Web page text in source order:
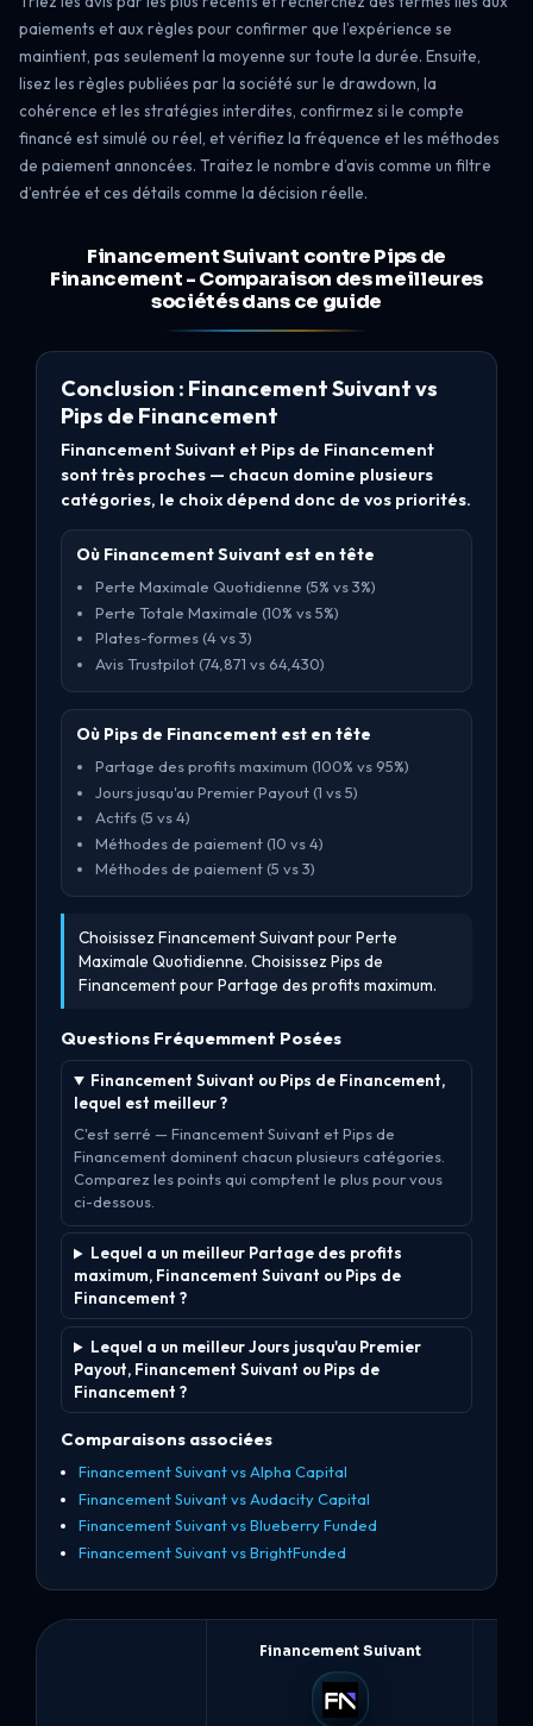
paiements et aux règles pour confirmer que l’expérience se
maintient, pas seulement la moyenne sur toute la durée. Ensuite,
lisez les règles publiées par la société sur le drawdown, la
cohérence et les stratégies interdites, confirmez si le compte
financé est simulé ou réel, et vérifiez la fréquence et les méthodes
de paiement annoncées. Traitez le nombre d’avis comme un filtre
d’entrée et ces détails comme la décision réelle.
Financement Suivant contre Pips de
Financement - Comparaison des meilleures
sociétés dans ce guide
Conclusion : Financement Suivant vs
Pips de Financement
Financement Suivant et Pips de Financement
sont très proches — chacun domine plusieurs
catégories, le choix dépend donc de vos priorités.
Où Financement Suivant est en tête
Perte Maximale Quotidienne (5% vs 3%)
Perte Totale Maximale (10% vs 5%)
Plates-formes (4 vs 3)
Avis Trustpilot (74,871 vs 64,430)
Où Pips de Financement est en tête
Partage des profits maximum (100% vs 95%)
Jours jusqu'au Premier Payout (1 vs 5)
Actifs (5 vs 4)
Méthodes de paiement (10 vs 4)
Méthodes de paiement (5 vs 3)
Choisissez Financement Suivant pour Perte
Maximale Quotidienne. Choisissez Pips de
Financement pour Partage des profits maximum.
Questions Fréquemment Posées
Financement Suivant ou Pips de Financement,
lequel est meilleur ?
C'est serré — Financement Suivant et Pips de
Financement dominent chacun plusieurs catégories.
Comparez les points qui comptent le plus pour vous
ci-dessous.
Lequel a un meilleur Partage des profits
maximum, Financement Suivant ou Pips de
Financement ?
Lequel a un meilleur Jours jusqu'au Premier
Payout, Financement Suivant ou Pips de
Financement ?
Comparaisons associées
Financement Suivant vs Alpha Capital
Financement Suivant vs Audacity Capital
Financement Suivant vs Blueberry Funded
Financement Suivant vs BrightFunded
Financement Suivant